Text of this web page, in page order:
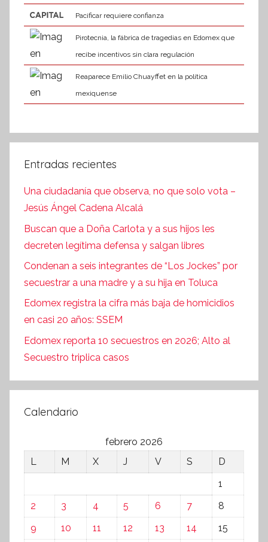
Pacificar requiere confianza
Pirotecnia, la fábrica de tragedias en Edomex que
recibe incentivos sin clara regulación
Reaparece Emilio Chuayffet en la política
mexiquense
Entradas recientes
Una ciudadanía que observa, no que solo vota –
Jesús Ángel Cadena Alcalá
Buscan que a Doña Carlota y a sus hijos les
decreten legítima defensa y salgan libres
Condenan a seis integrantes de “Los Jockes” por
secuestrar a una madre y a su hija en Toluca
Edomex registra la cifra más baja de homicidios
en casi 20 años: SSEM
Edomex reporta 10 secuestros en 2026; Alto al
Secuestro triplica casos
Calendario
febrero 2026
L
M X J V S
D
1
2
3 4 5 6 7
8
9
10 11 12 13 14
15